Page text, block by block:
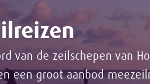
van de zeilschepen van
een groot aanbod